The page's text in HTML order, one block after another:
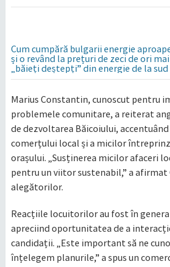
Cum cumpără bulgarii energie
și o revând la prețuri de zeci de ori
„băieți deștepți” din energie de la sud
Marius Constantin, cunoscut pentru
problemele comunitare, a reiterat
de dezvoltarea Băicoiului,
comerțului local și a micilor
orașului. „Susținerea micilor afaceri
pentru un viitor sustenabil,” a
alegătorilor.
Reacțiile locuitorilor au fost în
apreciind oportunitatea de a
candidații. „Este important să ne
înțelegem planurile,” a spus un